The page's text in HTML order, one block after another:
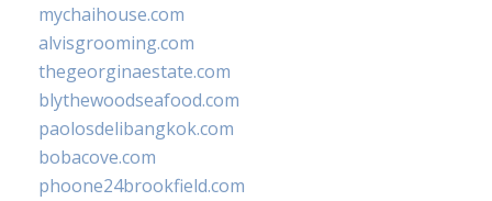
mychaihouse.com
alvisgrooming.com
thegeorginaestate.com
blythewoodseafood.com
paolosdelibangkok.com
bobacove.com
phoone24brookfield.com